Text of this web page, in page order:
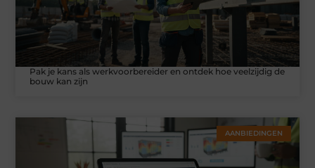
Pak je kans als werkvoorbereider en ontdek hoe veelzijdig de
bouw kan zijn
AANBIEDINGEN